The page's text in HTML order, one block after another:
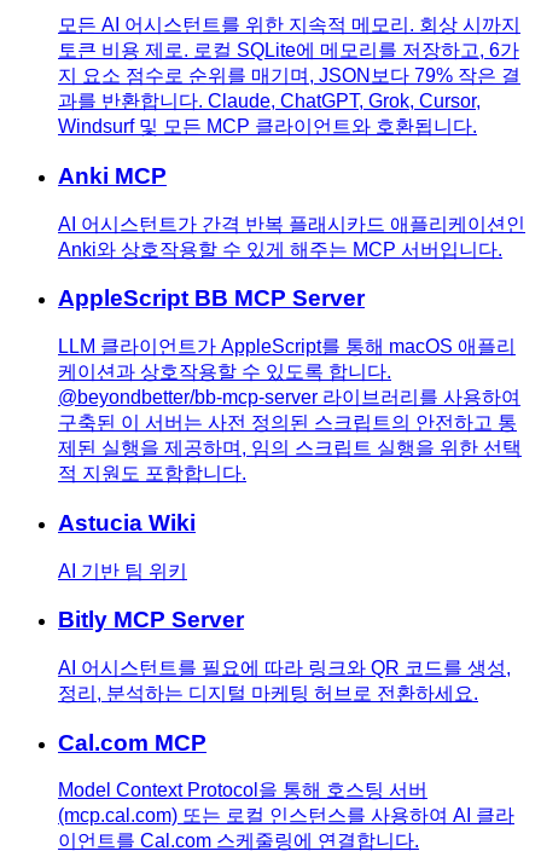
모든 AI 어시스턴트를 위한 지속적 메모리. 회상 시까지
토큰 비용 제로. 로컬 SQLite에 메모리를 저장하고, 6가
지 요소 점수로 순위를 매기며, JSON보다 79% 작은 결
과를 반환합니다. Claude, ChatGPT, Grok, Cursor,
Windsurf 및 모든 MCP 클라이언트와 호환됩니다.
Anki MCP
AI 어시스턴트가 간격 반복 플래시카드 애플리케이션인
Anki와 상호작용할 수 있게 해주는 MCP 서버입니다.
AppleScript BB MCP Server
LLM 클라이언트가 AppleScript를 통해 macOS 애플리
케이션과 상호작용할 수 있도록 합니다.
@beyondbetter/bb-mcp-server 라이브러리를 사용하여
구축된 이 서버는 사전 정의된 스크립트의 안전하고 통
제된 실행을 제공하며, 임의 스크립트 실행을 위한 선택
적 지원도 포함합니다.
Astucia Wiki
AI 기반 팀 위키
Bitly MCP Server
AI 어시스턴트를 필요에 따라 링크와 QR 코드를 생성,
정리, 분석하는 디지털 마케팅 허브로 전환하세요.
Cal.com MCP
Model Context Protocol을 통해 호스팅 서버
(mcp.cal.com) 또는 로컬 인스턴스를 사용하여 AI 클라
이언트를 Cal.com 스케줄링에 연결합니다.